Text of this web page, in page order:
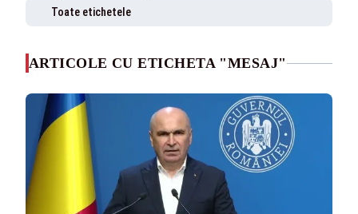
Toate etichetele
ARTICOLE CU ETICHETA "MESAJ"